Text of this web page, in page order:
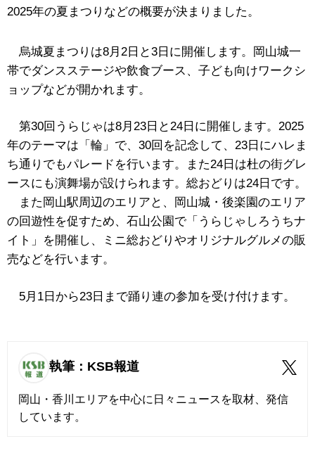
2025年の夏まつりなどの概要が決まりました。
烏城夏まつりは8月2日と3日に開催します。岡山城一
帯でダンスステージや飲食ブース、子ども向けワークシ
ョップなどが開かれます。
第30回うらじゃは8月23日と24日に開催します。2025
年のテーマは「輪」で、30回を記念して、23日にハレま
ち通りでもパレードを行います。また24日は杜の街グレ
ースにも演舞場が設けられます。総おどりは24日です。
また岡山駅周辺のエリアと、岡山城・後楽園のエリア
の回遊性を促すため、石山公園で「うらじゃしろうちナ
イト」を開催し、ミニ総おどりやオリジナルグルメの販
売などを行います。
5月1日から23日まで踊り連の参加を受け付けます。
執筆：KSB報道
岡山・香川エリアを中心に日々ニュースを取材、発信
しています。